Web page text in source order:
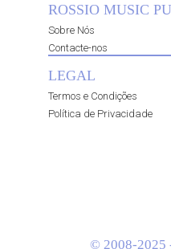
ROSSIO MUSIC
Sobre Nós
Contacte-nos
LEGAL
Termos e Condições
Política de Privacidade
© 2008-2025